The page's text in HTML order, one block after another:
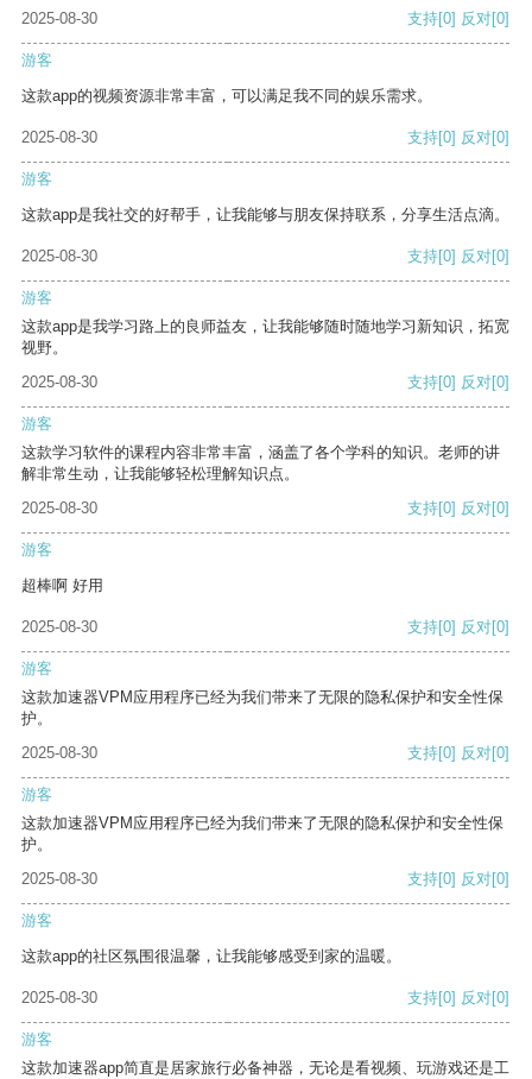
2025-08-30
支持[0] 反对[0]
游客
这款app的视频资源非常丰富，可以满足我不同的娱乐需求。
2025-08-30 支持[0] 反对[0]
游客
这款app是我社交的好帮手，让我能够与朋友保持联系，分享生活点滴。
2025-08-30 支持[0] 反对[0]
游客
这款app是我学习路上的良师益友，让我能够随时随地学习新知识，拓宽
视野。
2025-08-30
支持[0] 反对[0]
游客
这款学习软件的课程内容非常丰富，涵盖了各个学科的知识。老师的讲
解非常生动，让我能够轻松理解知识点。
2025-08-30
支持[0] 反对[0]
游客
超棒啊 好用
2025-08-30 支持[0] 反对[0]
游客
这款加速器VPM应用程序已经为我们带来了无限的隐私保护和安全性保
护。
2025-08-30
支持[0] 反对[0]
游客
这款加速器VPM应用程序已经为我们带来了无限的隐私保护和安全性保
护。
2025-08-30
支持[0] 反对[0]
游客
这款app的社区氛围很温馨，让我能够感受到家的温暖。
2025-08-30 支持[0] 反对[0]
游客
这款加速器app简直是居家旅行必备神器，无论是看视频、玩游戏还是工